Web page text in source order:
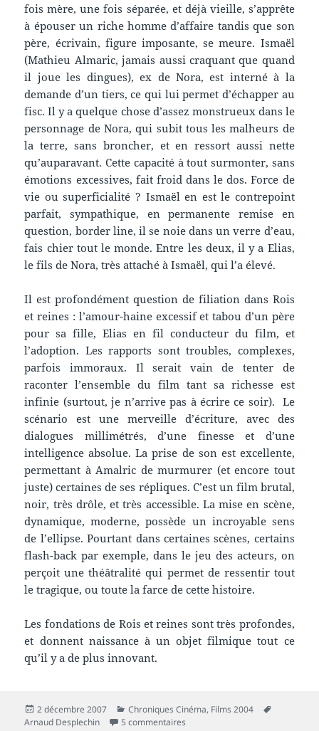
fois mère, une fois séparée, et déjà vieille, s’apprête
à épouser un riche homme d’affaire tandis que son
père, écrivain, figure imposante, se meure. Ismaël
(Mathieu Almaric, jamais aussi craquant que quand
il joue les dingues), ex de Nora, est interné à la
demande d’un tiers, ce qui lui permet d’échapper au
fisc. Il y a quelque chose d’assez monstrueux dans le
personnage de Nora, qui subit tous les malheurs de
la terre, sans broncher, et en ressort aussi nette
qu’auparavant. Cette capacité à tout surmonter, sans
émotions excessives, fait froid dans le dos. Force de
vie ou superficialité ? Ismaël en est le contrepoint
parfait, sympathique, en permanente remise en
question, border line, il se noie dans un verre d’eau,
fais chier tout le monde. Entre les deux, il y a Elias,
le fils de Nora, très attaché à Ismaël, qui l’a élevé.
Il est profondément question de filiation dans Rois
et reines : l’amour-haine excessif et tabou d’un père
pour sa fille, Elias en fil conducteur du film, et
l’adoption. Les rapports sont troubles, complexes,
parfois immoraux. Il serait vain de tenter de
raconter l’ensemble du film tant sa richesse est
infinie (surtout, je n’arrive pas à écrire ce soir). Le
scénario est une merveille d’écriture, avec des
dialogues millimétrés, d’une finesse et d’une
intelligence absolue. La prise de son est excellente,
permettant à Amalric de murmurer (et encore tout
juste) certaines de ses répliques. C’est un film brutal,
noir, très drôle, et très accessible. La mise en scène,
dynamique, moderne, possède un incroyable sens
de l’ellipse. Pourtant dans certaines scènes, certains
flash-back par exemple, dans le jeu des acteurs, on
perçoit une théâtralité qui permet de ressentir tout
le tragique, ou toute la farce de cette histoire.
Les fondations de Rois et reines sont très profondes,
et donnent naissance à un objet filmique tout ce
qu’il y a de plus innovant.
Publié
le
2 décembre 2007 Catégories
Chroniques Cinéma, Films 2004
Arnaud Desplechin 5 commentaires